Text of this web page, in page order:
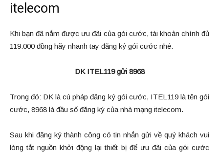
itelecom
Khi bạn đã nắm được ưu đãi của gói cước, tài khoản chính đủ
119.000 đồng hãy nhanh tay đăng ký gói cước nhé.
DK ITEL119 gửi 8968
Trong đó: DK là cú pháp đăng ký gói cước, ITEL119 là tên gói
cước, 8968 là đầu số đăng ký của nhà mạng itelecom.
Sau khi đăng ký thành công có tin nhắn gửi về quý khách vui
lòng tắt nguồn khởi động lại thiết bị để ưu đãi của gói cước